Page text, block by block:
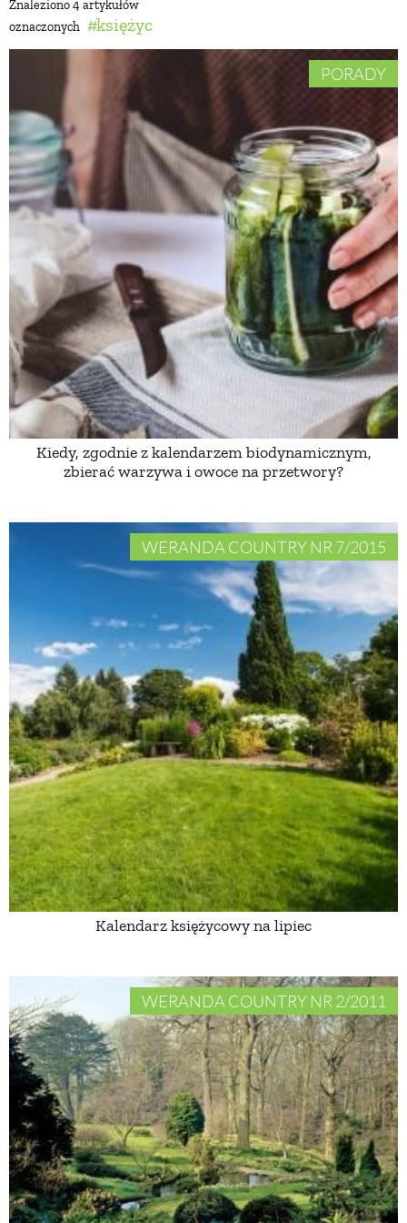
Znaleziono 4 artykułów
oznaczonych
księżyc
PORADY
Kiedy, zgodnie z kalendarzem biodynamicznym,
zbierać warzywa i owoce na przetwory?
WERANDA COUNTRY NR 7/2015
Kalendarz księżycowy na lipiec
WERANDA COUNTRY NR 2/2011
BUDUJEMY DOM
OGRÓD
WARZYWA I OWOCE
ROŚLINY OGRODOWE
PORADY
ZIELEŃ W DOMU
PROJEKTOWANIE OGRODU
NATURALNIE
NATURALNA APTECZKA
DLA DOMU
EKO ŻYCIE
PRZYRODA
ZWIERZĘTA DOMOWE
ZWIERZĘTA W NATURZE
GRZYBY
KRAJOBRAZ
RĘKODZIEŁO
RZEMIOSŁO
ZWYCZAJE
ZRÓB TO SAM